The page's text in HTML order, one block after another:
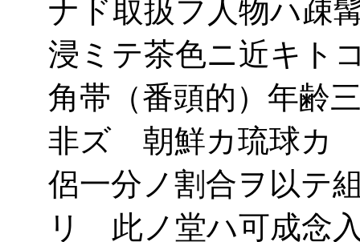
ナド取扱フ人物ハ疎
浸ミテ茶色ニ近キト
角帯（番頭的）年齢
非ズ 朝鮮カ琉球カ
侶一分ノ割合ヲ以テ
リ 此ノ堂ハ可成念